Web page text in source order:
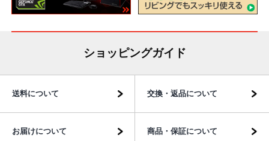
ショッピングガイド
送料について 交換・返品について
お届けについて 商品・保証について